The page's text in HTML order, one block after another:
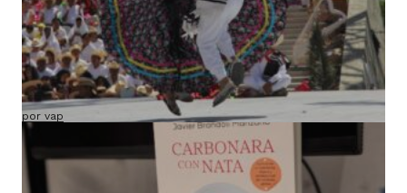
Ruta VAP por México (salida confirmada y
grupo ya cerrado)
por vap